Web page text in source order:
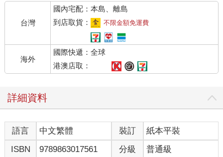
台灣
國內宅配：本島、離島
到店取貨：
不限金額免運費
海外
國際快遞：全球
港澳店取：
詳細資料
語言 中文繁體 裝訂
紙本平裝
ISBN
9789863017561 分級 普通級